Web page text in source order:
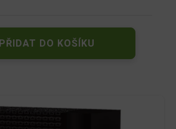
PŘIDAT DO KOŠÍKU